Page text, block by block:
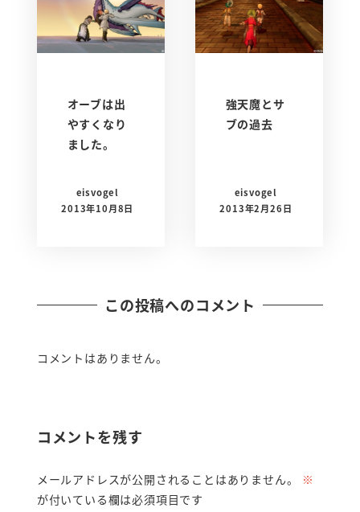
オーブは出
やすくなり
ました。
eisvogel
2013年10月8日
強天魔とサ
ブの過去
eisvogel
2013年2月26日
この投稿へのコメント
コメントはありません。
コメントを残す
メールアドレスが公開されることはありません。
※
が付いている欄は必須項目です